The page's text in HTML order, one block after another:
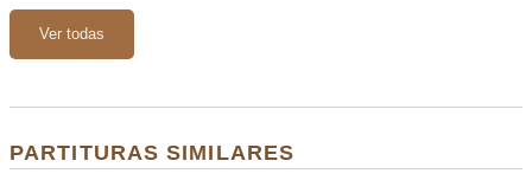
Ver todas
PARTITURAS SIMILARES